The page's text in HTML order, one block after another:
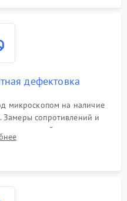
дефектовка
микроскопом на наличие
Замеры сопротивлений и
цепей питания,
и видеочипа.